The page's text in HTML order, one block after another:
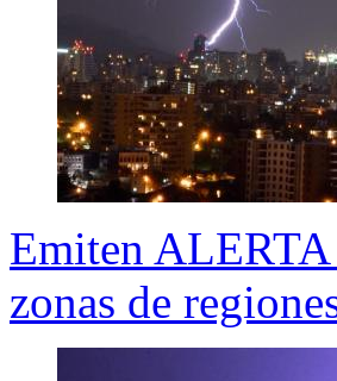
Emiten ALERTA
zonas de